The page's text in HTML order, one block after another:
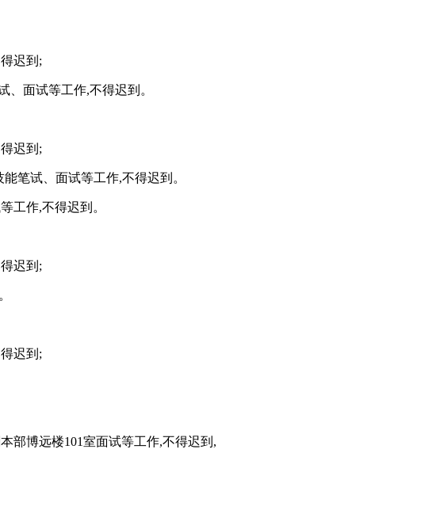
迟到;
面试等工作,不得迟到。
迟到;
笔试、面试等工作,不得迟到。
工作,不得迟到。
迟到;
迟到;
部博远楼101室面试等工作,不得迟到,